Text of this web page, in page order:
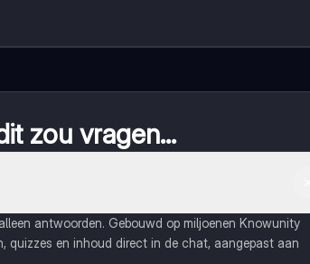
zou vragen...
antwoorden. Gebouwd op miljoenen Knowunity
quizzes en inhoud direct in de chat, aangepast aan